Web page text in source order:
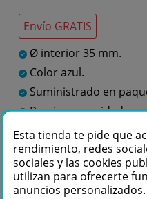
Envío GRATIS
Ø interior 35 mm.
Color azul.
Suministrado en
Precio por unidad.
Te
+34
Esta tienda te pide que
rendimiento, redes
sociales y las cookies
utilizan para ofrecerte
anuncios